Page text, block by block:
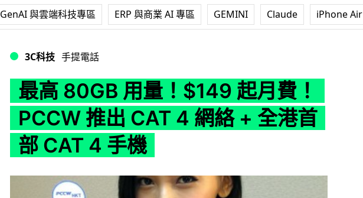
GenAI 與雲端科技專區 ERP 與商業 AI 專區 GEMINI Claude iPhone Air
3C科技 手提電話
最高 80GB 用量！$149 起月費！
PCCW 推出 CAT 4 網絡 + 全港首
部 CAT 4 手機